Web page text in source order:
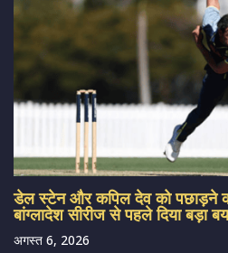
डेल स्टेन और कपिल देव को पछाड़ने
बांग्लादेश सीरीज से पहले दिया बड़ा
अगस्त 6, 2026